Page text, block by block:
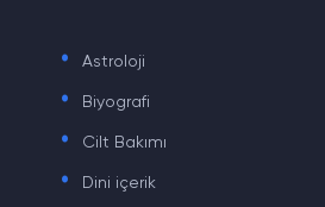
. Astroloji
. Biyografi
. Cilt Bakımı
. Dini içerik